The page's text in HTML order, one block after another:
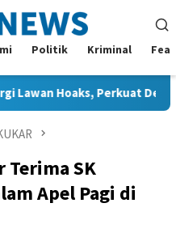
Politik Kriminal
Perkuat Demokrasi
Terima SK
Apel Pagi di